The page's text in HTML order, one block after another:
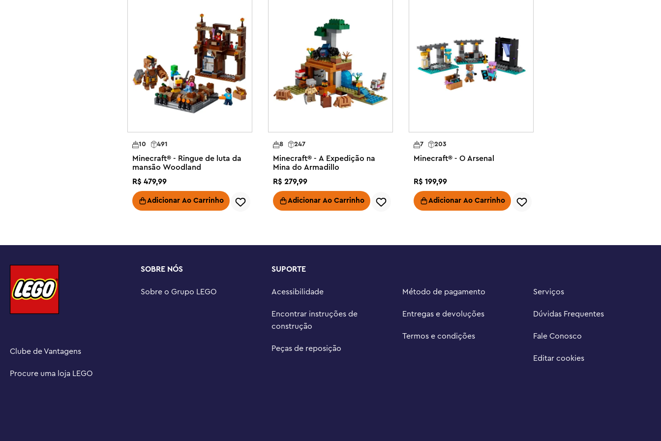
491
10
Minecraft® - Ringue de luta da
mansão Woodland
R$ 479,99
Adicionar Ao Carrinho
247
8
Minecraft® - A Expedição na
Mina do Armadillo
R$ 279,99
Adicionar Ao Carrinho
203
7
Minecraft® - O Arsenal
R$ 199,99
Adicionar Ao Carrinho
Clube de Vantagens
Procure uma loja LEGO
SOBRE NÓS
Sobre o Grupo LEGO
SUPORTE
Acessibilidade
Encontrar instruções de
construção
Peças de reposição
Método de pagamento
Entregas e devoluções
Termos e condições
Serviços
Dúvidas Frequentes
Fale Conosco
Editar cookies